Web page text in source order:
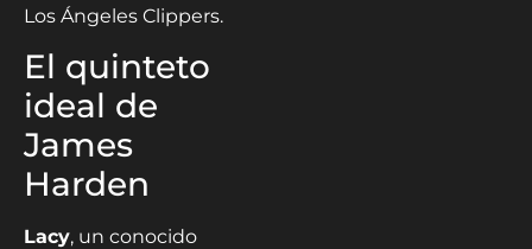
Los Ángeles Clippers.
El quinteto
ideal de
James
Harden
Lacy, un conocido